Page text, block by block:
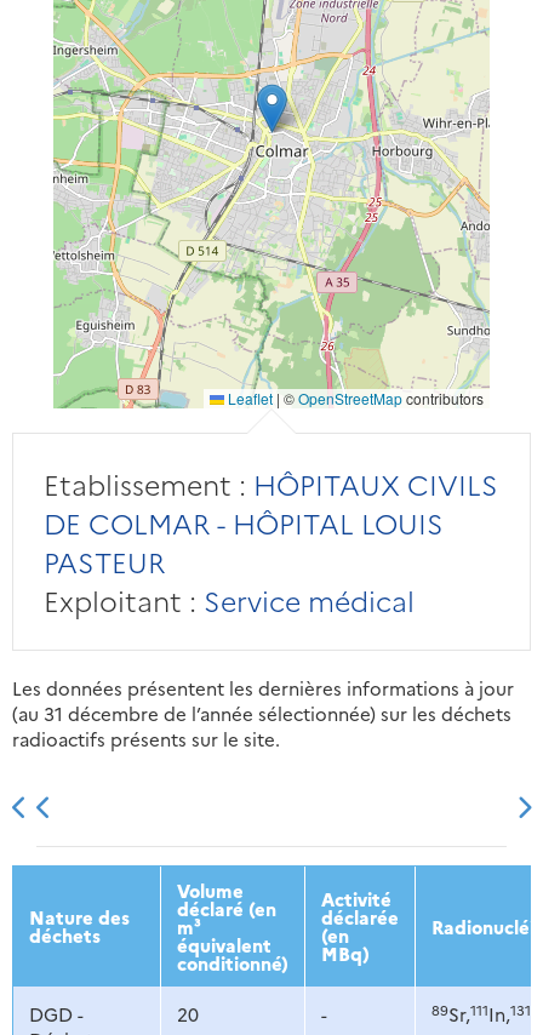
Leaflet | ©OpenStreetMapcontributors
Etablissement : HÔPITAUX CIVILS
DE COLMAR - HÔPITAL LOUIS
PASTEUR
Exploitant : Service médical
Les données présentent les dernières informations à jour
(au 31 décembre de l’année sélectionnée) sur les déchets
radioactifs présents sur le site.
2013 2014 2015 2016
Nature des
déchets
Volume
déclaré (en
m³
équivalent
conditionné)
Activité
déclarée
(en
MBq)
DGD -
20 - 89Sr,111In,131